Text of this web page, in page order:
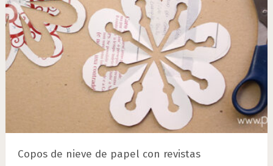
Copos de nieve de papel con revistas